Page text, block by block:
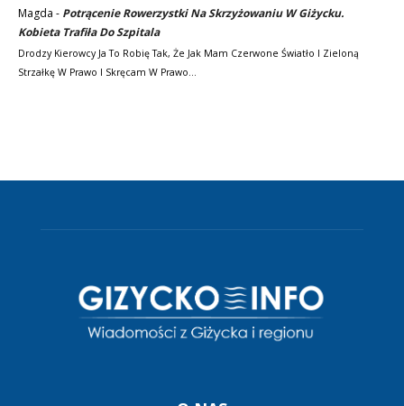
Magda - Potrącenie Rowerzystki Na Skrzyżowaniu W Giżycku.
Kobieta Trafiła Do Szpitala
Drodzy Kierowcy Ja To Robię Tak, Że Jak Mam Czerwone Światło I Zieloną
Strzałkę W Prawo I Skręcam W Prawo…